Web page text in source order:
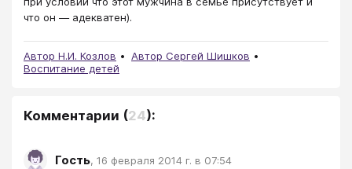
что он — адекватен).
Автор Н.И. Козлов
Автор Сергей Шишков
Воспитание детей
Комментарии (24):
Гость, 16 февраля 2014 г. в 07:54